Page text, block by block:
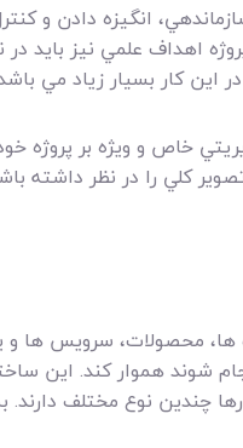
انگيزه دادن و
اهداف علمي نيز
اين کار بسيار زياد مي
خاص و ويژه بر پروژه
تصوير کلي را در نظر
محصولات، سرويس ها و
شوند هموار کند. اين
چندين نوع مختلف